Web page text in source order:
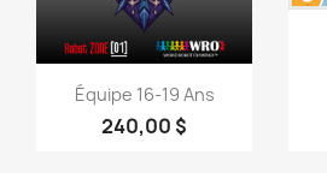
Aperçu rapide
Équipe 16-19 Ans
240,00 $